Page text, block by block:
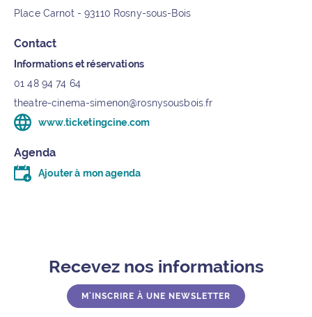
Contact
Informations et réservations
01 48 94 74 64
theatre-cinema-simenon@rosnysousbois.fr
www.ticketingcine.com
(ouvre un nouvel onglet)
Agenda
Ajouter à mon agenda
Télécharger le fichier .ics (moins d’un kilo-octet)
Recevez nos informations
M'INSCRIRE À UNE NEWSLETTER